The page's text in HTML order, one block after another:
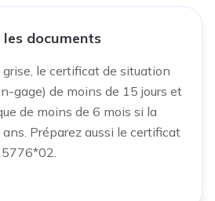
les documents
le certificat de situation
gage) de moins de 15 jours et
de moins de 6 mois si la
Préparez aussi le certificat